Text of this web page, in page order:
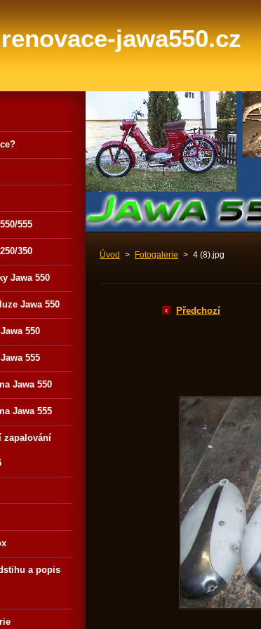
jawa550.cz
Úvod > Fotogalerie > 4 (8).jpg
Předchozí
555
350
Jawa 550
Jawa 550
550
555
Jawa 550
Jawa 555
zapalování
a popis